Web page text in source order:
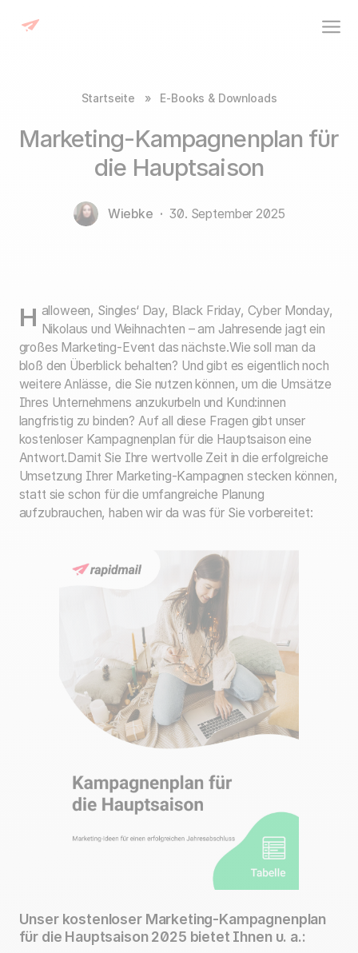
Startseite » E-Books & Downloads
Marketing-Kampagnenplan für
die Hauptsaison
Wiebke · 30. September 2025
Halloween, Singles‘ Day, Black Friday, Cyber Monday, Nikolaus und Weihnachten – am Jahresende jagt ein
großes Marketing-Event das nächste.Wie soll man da
bloß den Überblick behalten? Und gibt es eigentlich noch
weitere Anlässe, die Sie nutzen können, um die Umsätze
Ihres Unternehmens anzukurbeln und Kund:innen
langfristig zu binden? Auf all diese Fragen gibt unser
kostenloser Kampagnenplan für die Hauptsaison eine
Antwort.Damit Sie Ihre wertvolle Zeit in die erfolgreiche
Umsetzung Ihrer Marketing-Kampagnen stecken können,
statt sie schon für die umfangreiche Planung
aufzubrauchen, haben wir da was für Sie vorbereitet:
Unser kostenloser Marketing-Kampagnenplan
für die Hauptsaison 2025 bietet Ihnen u. a.: